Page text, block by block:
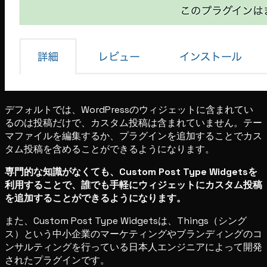
デフォルトでは、WordPressのウィジェットに含まれてい
るのは投稿だけで、カスタム投稿は含まれていません。テー
マファイルを編集するか、プラグインを追加することでカス
タム投稿を含めることができるようになります。
専門的な知識がなくても、Custom Post Type Widgetsを
利用することで、誰でも手軽にウィジェットにカスタム投稿
を追加することができるようになります。
また、Custom Post Type Widgetsは、Things（シング
ス）という中小企業のマーケティングやブランディングのコ
ンサルティングを行っている日本人エンジニアによって開発
されたプラグインです。